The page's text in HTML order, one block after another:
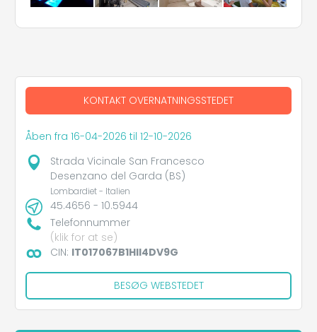
KONTAKT OVERNATNINGSSTEDET
Åben fra 16-04-2026 til 12-10-2026
Strada Vicinale San Francesco
Desenzano del Garda (BS)
Lombardiet - Italien
45.4656 - 10.5944
Telefonnummer
(klik for at se)
CIN: IT017067B1HII4DV9G
BESØG WEBSTEDET